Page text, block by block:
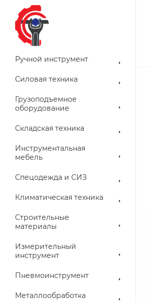
Ручной инструмент
Силовая техника
Грузоподъемное
оборудование
Складская техника
Инструментальная
мебель
Спецодежда и СИЗ
Климатическая техника
Строительные
материалы
Измерительный
инструмент
Пневмоинструмент
Металлообработка